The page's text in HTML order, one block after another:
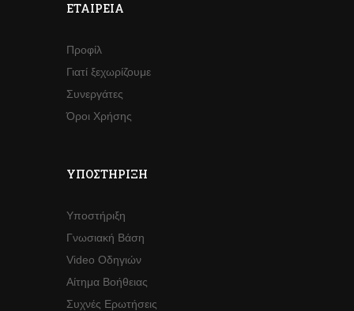
ΕΤΑΙΡΕΊΑ
Προφίλ
Γιατί ξεχωρίζουμε
Συνεργάτες
Όροι Χρήσης
ΥΠΟΣΤΉΡΙΞΗ
Υποστήριξη
Γνωσιακή Βάση
Video Οδηγιών
Αίτημα Βοήθειας
Συχνές Ερωτήσεις